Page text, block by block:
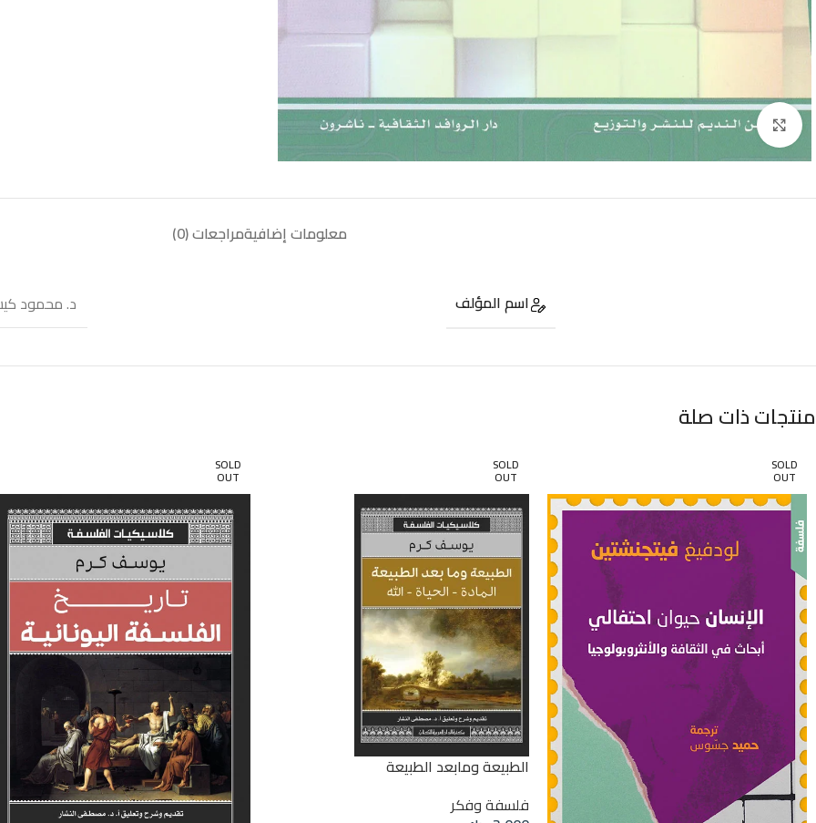
Click to enlarge
معلومات إضافيةمراجعات (0)
اسم المؤلف د. محمود
منتجات ذات صلة
SOLD
OUT
SOLD
OUT
الطبيعة ومابعد الطبيعة
فلسفة وفكر
SOLD
OUT